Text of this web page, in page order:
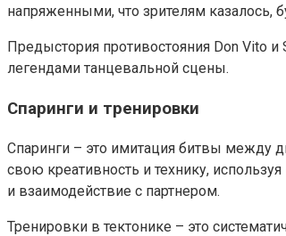
напряженными, что зрителям казалось,
Предыстория противостояния Don Vito
легендами танцевальной сцены.
Спаринги и тренировки
Спаринги – это имитация битвы между
свою креативность и технику,
и взаимодействие с партнером.
Тренировки в тектонике – это